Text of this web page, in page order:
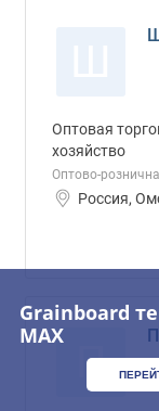
Оптовая
хозяйство
Оптово-
Россия,
П
Grainboard
MAX